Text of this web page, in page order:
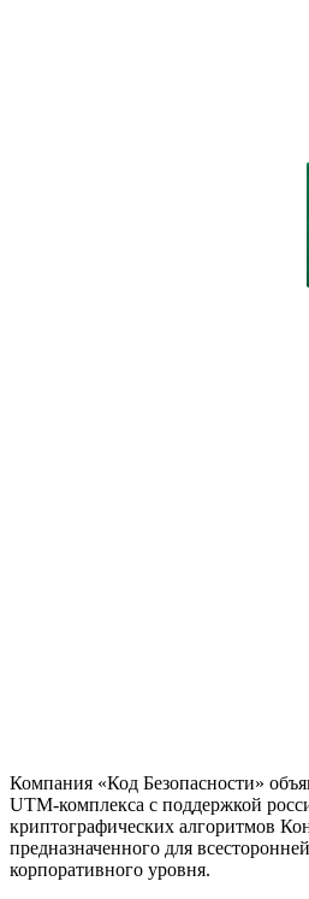
Компания «Код Безопасности»
UTM-комплекса с поддержкой
криптографических алгоритмов
предназначенного для
корпоративного уровня.